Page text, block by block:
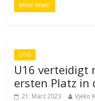
Mehr lesen
U16
U16 verteidigt
ersten Platz in
21. März 2023 Vjeko